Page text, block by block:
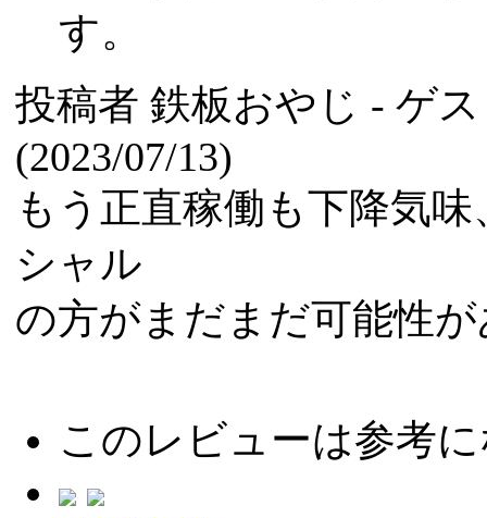
す。
投稿者 鉄板おやじ - ゲ
(2023/07/13)
もう正直稼働も下降気
シャル
の方がまだまだ可能性
このレビューは参考